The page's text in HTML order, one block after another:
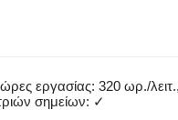
εργασίας: 320 ωρ./λειτ.,
σημείων: ✓